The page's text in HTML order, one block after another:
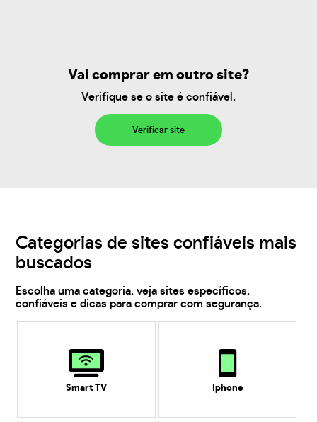
Vai comprar em outro site?
Verifique se o site é confiável.
Verificar site
Categorias de sites confiáveis mais
buscados
Escolha uma categoria, veja sites específicos,
confiáveis e dicas para comprar com segurança.
Smart TV Iphone